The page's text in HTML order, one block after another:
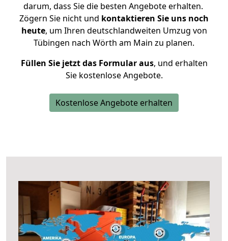
darum, dass Sie die besten Angebote erhalten.
Zögern Sie nicht und kontaktieren Sie uns noch
heute, um Ihren deutschlandweiten Umzug von
Tübingen nach Wörth am Main zu planen.
Füllen Sie jetzt das Formular aus, und erhalten
Sie kostenlose Angebote.
Kostenlose Angebote erhalten